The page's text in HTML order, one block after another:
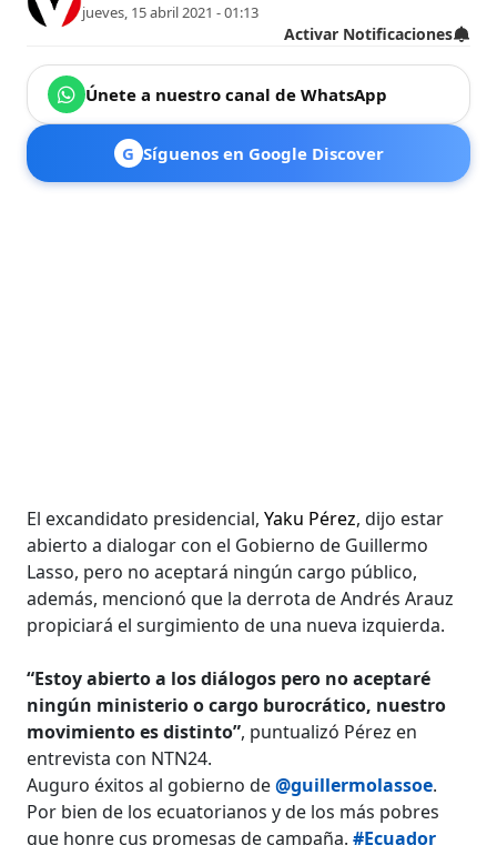
jueves, 15 abril 2021 - 01:13
Activar Notificaciones
Únete a nuestro canal de WhatsApp
G Síguenos en Google Discover
El excandidato presidencial,Yaku Pérez, dijo estar
abierto a dialogar con el Gobierno de Guillermo
Lasso, pero no aceptará ningún cargo público,
además, mencionó que la derrota de Andrés Arauz
propiciará el surgimiento de una nueva izquierda.
“Estoy abierto a los diálogos pero no aceptaré
ningún ministerio o cargo burocrático, nuestro
movimiento es distinto”, puntualizó Pérez en
entrevista con NTN24.
Auguro éxitos al gobierno de@guillermolassoe.
Por bien de los ecuatorianos y de los más pobres
que honre cus promesas de campaña.#Ecuador